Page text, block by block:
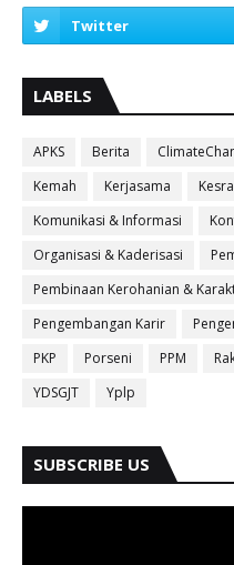
LABELS
APKS Berita
Kemah
Kerjasama
Komunikasi & Informasi
Organisasi & Kaderisasi
Pembinaan Kerohanian &
Pengembangan Karir
PKP
Porseni PPM
YDSGJT
Yplp
SUBSCRIBE US